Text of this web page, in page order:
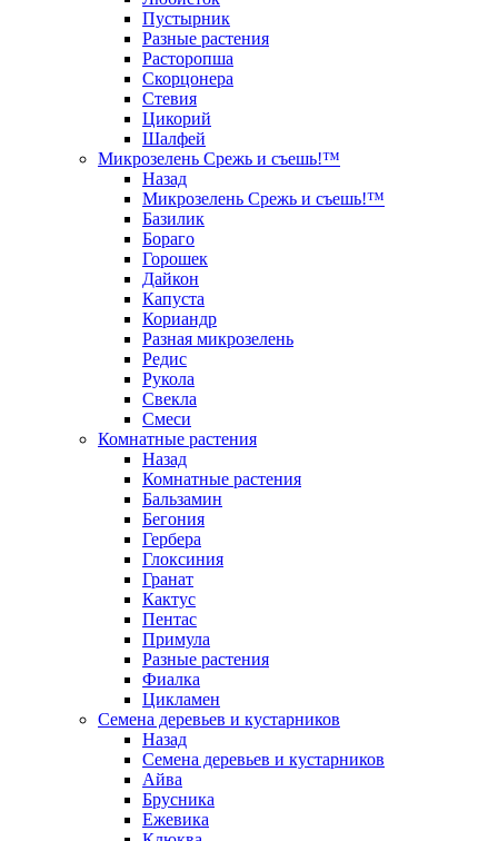
Пустырник
Разные растения
Расторопша
Скорцонера
Стевия
Цикорий
Шалфей
Микрозелень Срежь и съешь!™
Назад
Микрозелень Срежь и съешь!™
Базилик
Бораго
Горошек
Дайкон
Капуста
Кориандр
Разная микрозелень
Редис
Рукола
Свекла
Смеси
Комнатные растения
Назад
Комнатные растения
Бальзамин
Бегония
Гербера
Глоксиния
Гранат
Кактус
Пентас
Примула
Разные растения
Фиалка
Цикламен
Семена деревьев и кустарников
Назад
Семена деревьев и кустарников
Айва
Брусника
Ежевика